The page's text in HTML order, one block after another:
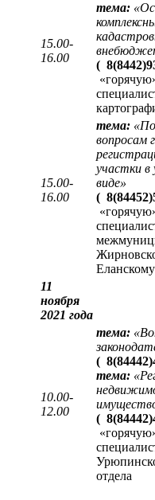
15.00-
16.00
тема:
(
15.00-
16.00
тема: «По
вопросам
участки в
виде»
(
11
ноября
2021 года
10.00-
12.00
тема:
(
тема:
(
отдела